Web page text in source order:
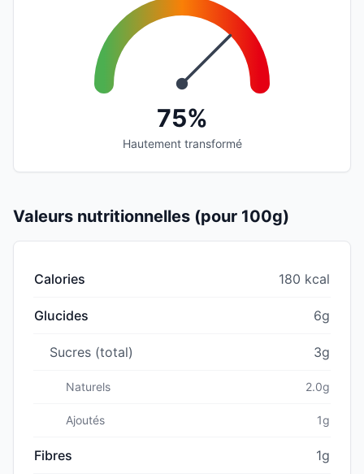
75%
Hautement transformé
Valeurs nutritionnelles (pour 100g)
Calories 180 kcal
Glucides 6g
Sucres (total) 3g
Naturels 2.0g
Ajoutés 1g
Fibres 1g